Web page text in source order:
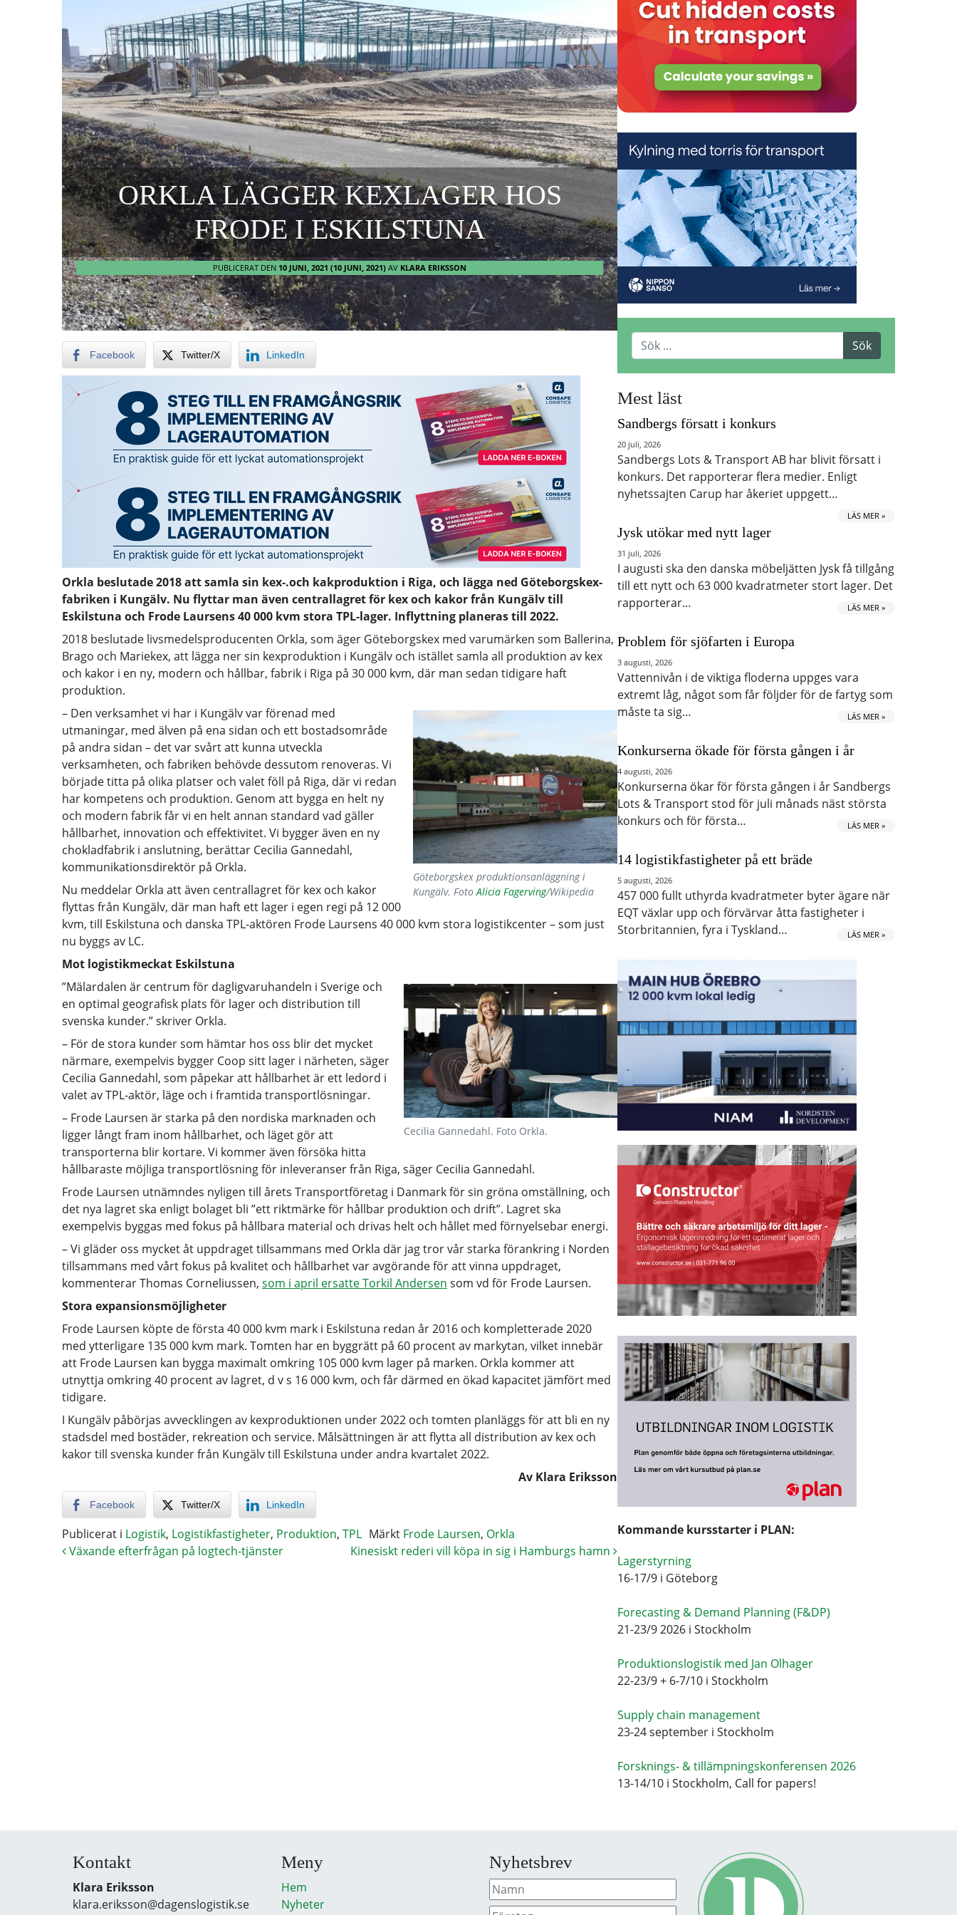
ORKLA LÄGGER KEXLAGER HOS
FRODE I ESKILSTUNA
PUBLICERAT DEN 10 JUNI, 2021 (10 JUNI, 2021) AV KLARA ERIKSSON
Facebook Twitter/X LinkedIn
Orkla beslutade 2018 att samla sin kex-.och kakproduktion i Riga, och lägga ned Göteborgskex-
fabriken i Kungälv. Nu flyttar man även centrallagret för kex och kakor från Kungälv till
Eskilstuna och Frode Laursens 40 000 kvm stora TPL-lager. Inflyttning planeras till 2022.
2018 beslutade livsmedelsproducenten Orkla, som äger Göteborgskex med varumärken som Ballerina,
Brago och Mariekex, att lägga ner sin kexproduktion i Kungälv och istället samla all produktion av kex
och kakor i en ny, modern och hållbar, fabrik i Riga på 30 000 kvm, där man sedan tidigare haft
produktion.
Göteborgskex produktionsanläggning i
Kungälv. FotoAlicia Fagerving/Wikipedia
– Den verksamhet vi har i Kungälv var förenad med
utmaningar, med älven på ena sidan och ett bostadsområde
på andra sidan – det var svårt att kunna utveckla
verksamheten, och fabriken behövde dessutom renoveras. Vi
började titta på olika platser och valet föll på Riga, där vi redan
har kompetens och produktion. Genom att bygga en helt ny
och modern fabrik får vi en helt annan standard vad gäller
hållbarhet, innovation och effektivitet. Vi bygger även en ny
chokladfabrik i anslutning, berättar Cecilia Gannedahl,
kommunikationsdirektör på Orkla.
Nu meddelar Orkla att även centrallagret för kex och kakor
flyttas från Kungälv, där man haft ett lager i egen regi på 12 000
kvm, till Eskilstuna och danska TPL-aktören Frode Laursens 40 000 kvm stora logistikcenter – som just
nu byggs av LC.
Mot logistikmeckat Eskilstuna
Cecilia Gannedahl. Foto Orkla.
”Mälardalen är centrum för dagligvaruhandeln i Sverige och
en optimal geografisk plats för lager och distribution till
svenska kunder.” skriver Orkla.
– För de stora kunder som hämtar hos oss blir det mycket
närmare, exempelvis bygger Coop sitt lager i närheten, säger
Cecilia Gannedahl, som påpekar att hållbarhet är ett ledord i
valet av TPL-aktör, läge och i framtida transportlösningar.
– Frode Laursen är starka på den nordiska marknaden och
ligger långt fram inom hållbarhet, och läget gör att
transporterna blir kortare. Vi kommer även försöka hitta
hållbaraste möjliga transportlösning för inleveranser från Riga, säger Cecilia Gannedahl.
Frode Laursen utnämndes nyligen till årets Transportföretag i Danmark för sin gröna omställning, och
det nya lagret ska enligt bolaget bli ”ett riktmärke för hållbar produktion och drift”. Lagret ska
exempelvis byggas med fokus på hållbara material och drivas helt och hållet med förnyelsebar energi.
– Vi gläder oss mycket åt uppdraget tillsammans med Orkla där jag tror vår starka förankring i Norden
tillsammans med vårt fokus på kvalitet och hållbarhet var avgörande för att vinna uppdraget,
kommenterar Thomas Corneliussen, som i april ersatte Torkil Andersen som vd för Frode Laursen.
Stora expansionsmöjligheter
Frode Laursen köpte de första 40 000 kvm mark i Eskilstuna redan år 2016 och kompletterade 2020
med ytterligare 135 000 kvm mark. Tomten har en byggrätt på 60 procent av markytan, vilket innebär
att Frode Laursen kan bygga maximalt omkring 105 000 kvm lager på marken. Orkla kommer att
utnyttja omkring 40 procent av lagret, d v s 16 000 kvm, och får därmed en ökad kapacitet jämfört med
tidigare.
I Kungälv påbörjas avvecklingen av kexproduktionen under 2022 och tomten planläggs för att bli en ny
stadsdel med bostäder, rekreation och service. Målsättningen är att flytta all distribution av kex och
kakor till svenska kunder från Kungälv till Eskilstuna under andra kvartalet 2022.
Av Klara Eriksson
Facebook Twitter/X LinkedIn
Publicerat i Logistik, Logistikfastigheter, Produktion, TPL Märkt Frode Laursen, Orkla
Växande efterfrågan på logtech-tjänster
Kinesiskt rederi vill köpa in sig i Hamburgs hamn
Mest läst
Sandbergs försatt i konkurs
20 juli, 2026
Sandbergs Lots & Transport AB har blivit försatt i
konkurs. Det rapporterar flera medier. Enligt
nyhetssajten Carup har åkeriet uppgett…
LÄS MER »
Jysk utökar med nytt lager
31 juli, 2026
I augusti ska den danska möbeljätten Jysk få tillgång
till ett nytt och 63 000 kvadratmeter stort lager. Det
rapporterar…
LÄS MER »
Problem för sjöfarten i Europa
3 augusti, 2026
Vattennivån i de viktiga floderna uppges vara
extremt låg, något som får följder för de fartyg som
måste ta sig…
LÄS MER »
Konkurserna ökade för första gången i år
4 augusti, 2026
Konkurserna ökar för första gången i år Sandbergs
Lots & Transport stod för juli månads näst största
konkurs och för första…
LÄS MER »
14 logistikfastigheter på ett bräde
5 augusti, 2026
457 000 fullt uthyrda kvadratmeter byter ägare när
EQT växlar upp och förvärvar åtta fastigheter i
Storbritannien, fyra i Tyskland…
LÄS MER »
Kommande kursstarter i PLAN:
Lagerstyrning
16-17/9 i Göteborg
Forecasting & Demand Planning (F&DP)
21-23/9 2026 i Stockholm
Produktionslogistik med Jan Olhager
22-23/9 + 6-7/10 i Stockholm
Supply chain management
23-24 september i Stockholm
Forsknings- & tillämpningskonferensen 2026
13-14/10 i Stockholm, Call for papers!
Kontakt
Klara Eriksson
klara.eriksson@dagenslogistik.se
Meny
Hem
Nyheter
Nyhetsbrev